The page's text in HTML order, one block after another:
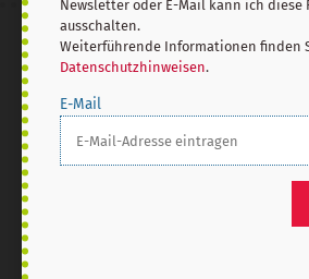
AGB und Widerrufsbelehrung
Barrierefreiheit
Newsletter oder E-Mail kann ich
ausschalten.
Weiterführende Informationen finden
Datenschutzhinweisen.
E-Mail